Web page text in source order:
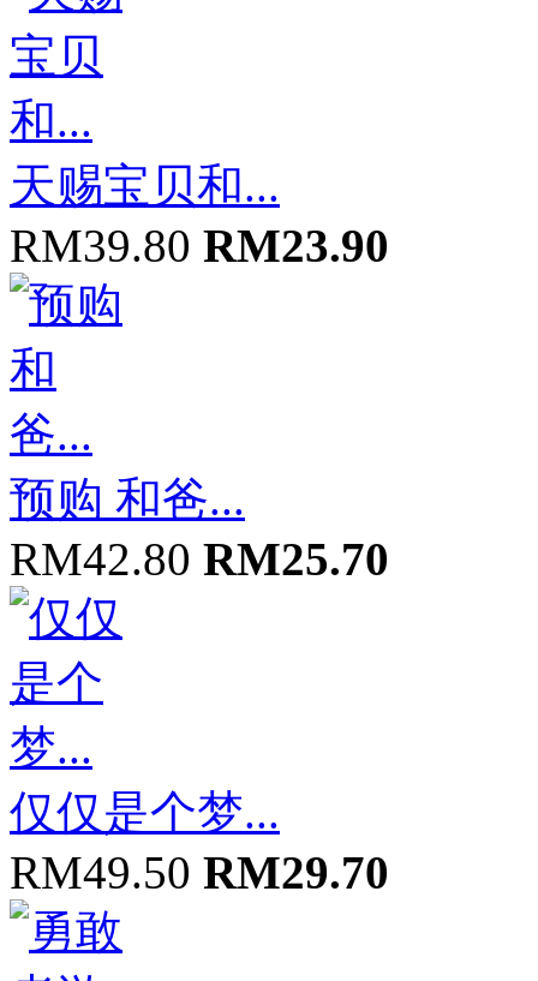
天赐宝贝和...
RM39.80 RM23.90
预购 和爸...
RM42.80 RM25.70
仅仅是个梦...
RM49.50 RM29.70